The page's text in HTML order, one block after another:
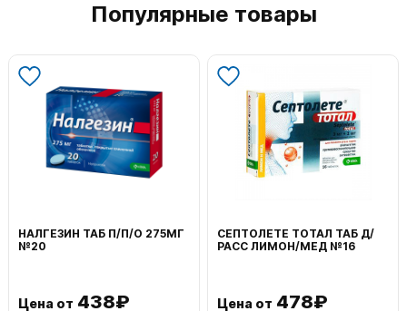
Популярные товары
НАЛГЕЗИН ТАБ П/П/О 275МГ
№20
Цена от 438₽
СЕПТОЛЕТЕ ТОТАЛ ТАБ Д/
РАСС ЛИМОН/МЕД №16
Цена от 478₽